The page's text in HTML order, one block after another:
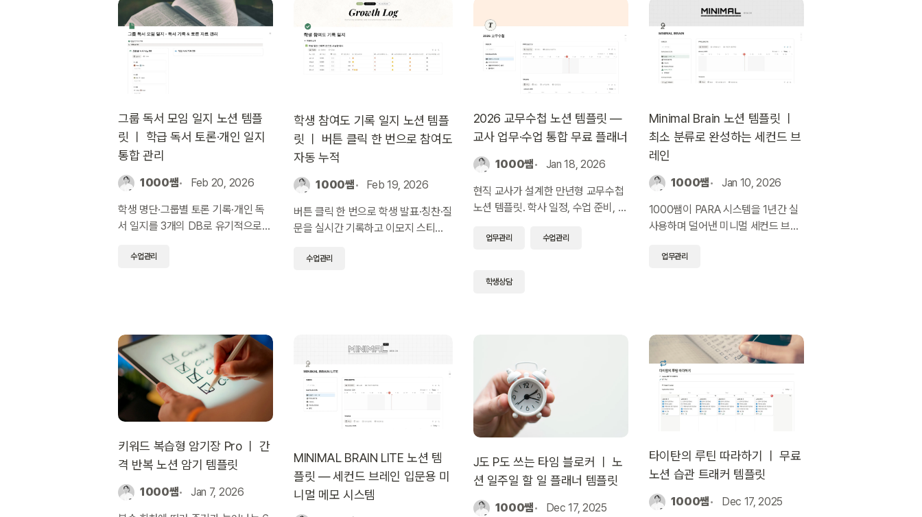
그룹 독서 모임 일지 노션 템플
릿 ㅣ 학급 독서 토론·개인 일지
통합 관리
1000쌤 Feb 20, 2026
학생 명단·그룹별 토론 기록·개인 독
서 일지를 3개의 DB로 유기적으로
운영할 수 있는 무료 노션 템플릿입니
수업관리
학생 참여도 기록 일지 노션 템플
릿 ㅣ 버튼 클릭 한 번으로 참여도
자동 누적
1000쌤 Feb 19, 2026
버튼 클릭 한 번으로 학생 발표·칭찬·질
문을 실시간 기록하고 이모지 스티커
이터를 차트로 분석해 생활기록부 작
수업관리
2026 교무수첩 노션 템플릿 —
교사 업무·수업 통합 무료 플래너
1000쌤 Jan 18, 2026
현직 교사가 설계한 만년형 교무수첩
노션 템플릿. 학사 일정, 수업 준비, 학
리하며 학교 PC에서도 버벅임 없이
업무관리 수업관리
학생상담
Minimal Brain 노션 템플릿 ㅣ
최소 분류로 완성하는 세컨드 브
레인
1000쌤 Jan 10, 2026
1000쌤이 PARA 시스템을 1년간 실
사용하며 덜어낸 미니멀 세컨드 브레
류만으로
업무관리
키워드 복습형 암기장 Pro ㅣ 간
격 반복 노션 암기 템플릿
1000쌤 Jan 7, 2026
MINIMAL BRAIN LITE 노션 템
플릿 — 세컨드 브레인 입문용 미
니멀 메모 시스템
J도 P도 쓰는 타임 블로커 ㅣ 노
션 일주일 할 일 플래너 템플릿
1000쌤 Dec 17, 2025
타이탄의 루틴 따라하기 ㅣ 무료
노션 습관 트래커 템플릿
1000쌤 Dec 17, 2025